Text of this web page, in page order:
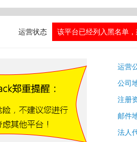
运营状态 该平台已经列入黑名单
运营
公司
注册
邮件
法人